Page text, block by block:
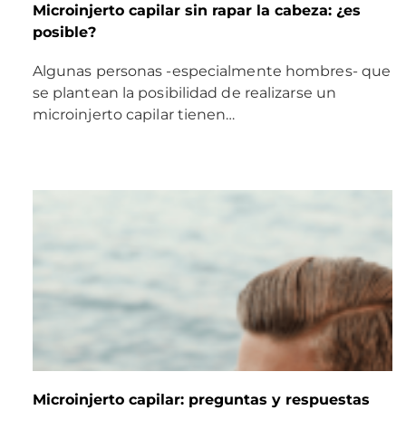
Microinjerto capilar sin rapar la cabeza: ¿es
posible?
Algunas personas -especialmente hombres- que
se plantean la posibilidad de realizarse un
microinjerto capilar tienen…
Microinjerto capilar: preguntas y respuestas